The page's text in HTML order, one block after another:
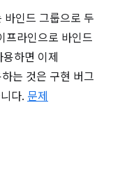
바인드 그룹으로 두
프라인으로 바인드
하면 이제
는 것은 구현 버그
다. 문제